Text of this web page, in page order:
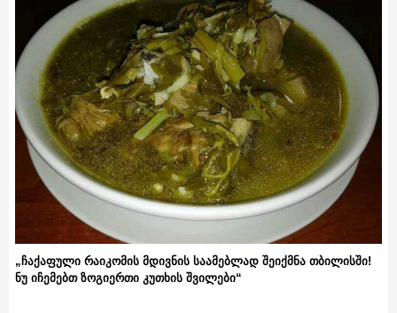
„ჩაქაფული რაიკომის მდივნის საამებლად შეიქმნა თბილისში!
ნუ იჩემებთ ზოგიერთი კუთხის შვილები“